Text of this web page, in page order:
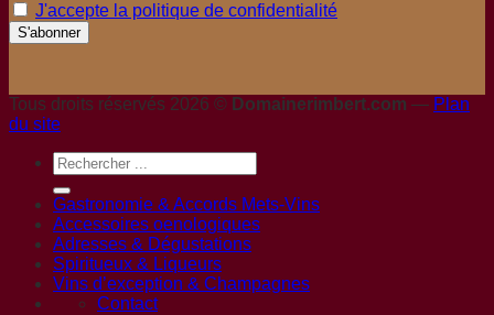
J'accepte la politique de confidentialité
Tous droits réservés 2026 © Domainerimbert.com — Plan
du site
Gastronomie & Accords Mets-Vins
Accessoires oenologiques
Adresses & Dégustations
Spiritueux & Liqueurs
Vins d’exception & Champagnes
Contact